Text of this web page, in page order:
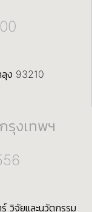
ง 93210
รุงเทพฯ
วิจัยและนวัตกรรม